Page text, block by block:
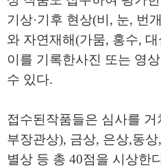
기상·기후 현상(비 , 눈, 번개
와 자연재해(가뭄, 홍수, 대
이를 기록한사진 또는 영
수 있다.
접수된 작품들은 심사를
부장관상), 금상, 은상,동상,
별상 등 총 40점을 시상한